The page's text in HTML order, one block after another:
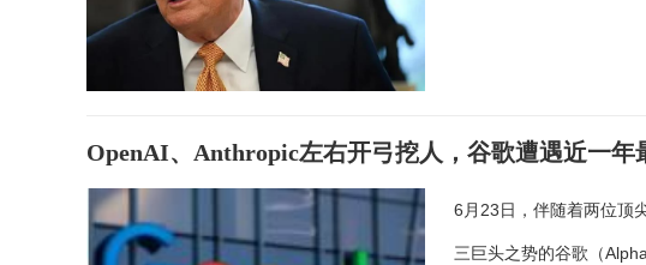
OpenAI、Anthropic左右开弓挖人，谷歌遭遇近一年
6月23日，伴随着两位顶
三巨头之势的谷歌（